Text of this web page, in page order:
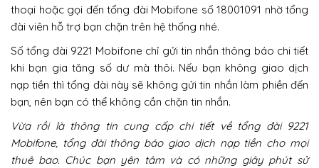
thoại hoặc gọi đến tổng đài Mobifone số 18001091 nhờ tổng
đài viên hỗ trợ bạn chặn trên hệ thống nhé.
Số tổng đài 9221 Mobifone chỉ gửi tin nhắn thông báo chi tiết
khi bạn gia tăng số dư mà thôi. Nếu bạn không giao dịch
nạp tiền thì tổng đài này sẽ không gửi tin nhắn làm phiền đến
bạn, nên bạn có thể không cần chặn tin nhắn.
Vừa rồi là thông tin cung cấp chi tiết về tổng đài 9221
Mobifone, tổng đài thông báo giao dịch nạp tiền cho mọi
thuê bao. Chúc bạn yên tâm và có những giây phút sử